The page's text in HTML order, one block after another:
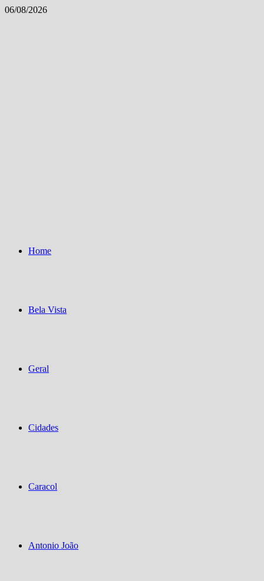
Skip
06/08/2026
Home
Bela Vista
Geral
Cidades
Caracol
Antonio João